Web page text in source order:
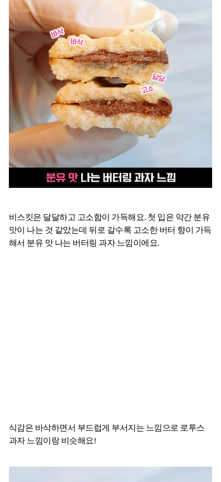
비스킷은 달달하고 고소함이 가득해요. 첫 입은 약간 분유
맛이 나는 것 같았는데 뒤로 갈수록 고소한 버터 향이 가득
해서 분유 맛 나는 버터링 과자 느낌이에요.
식감은 바삭하면서 부드럽게 부서지는 느낌으로 로투스
과자 느낌이랑 비슷해요!